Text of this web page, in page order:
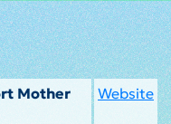
Mother
Website